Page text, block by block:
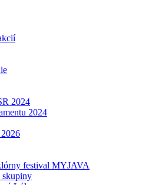
2024
2024
festival MYJAVA
skupiny